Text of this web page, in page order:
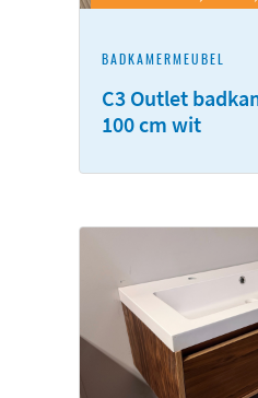
BADKAMERMEUBEL
C3 Outlet
100 cm wit